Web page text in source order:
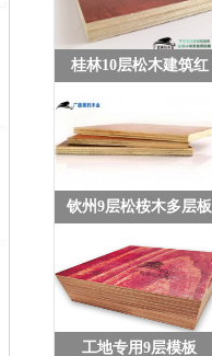
桂林10层松木建筑红
板工程木模板
钦州9层松桉木多层板
工地专用9层模板